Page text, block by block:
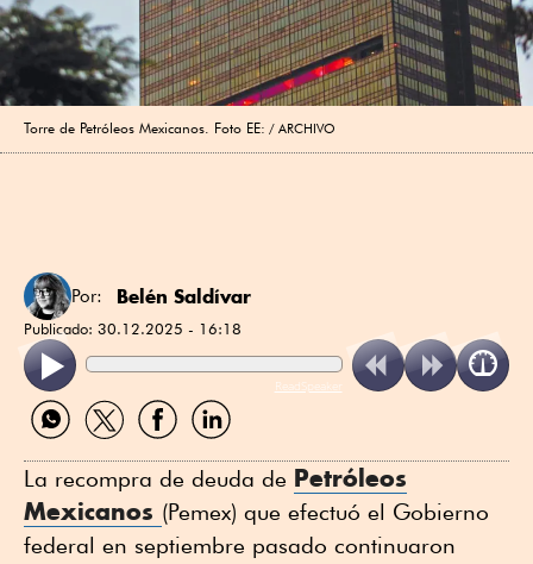
Torre de Petróleos Mexicanos. Foto EE: ARCHIVO
Por: Belén Saldívar
Publicado: 30.12.2025 - 16:18
ReadSpeaker
Compartir
por
Compartir
por
Compartir
por
Compartir
por
La recompra de deuda de Petróleos
Mexicanos (Pemex) que efectuó el Gobierno
federal en septiembre pasado continuaron